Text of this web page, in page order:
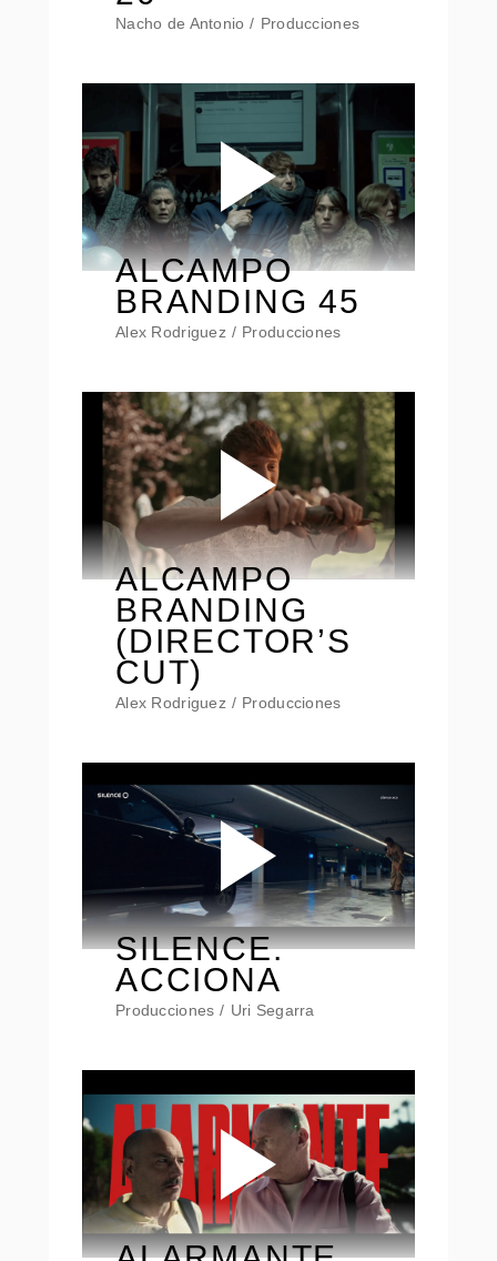
Nacho de Antonio Producciones
ALCAMPO
BRANDING 45
Alex Rodriguez Producciones
ALCAMPO
BRANDING
(DIRECTOR’S
CUT)
Alex Rodriguez Producciones
SILENCE.
ACCIONA
Producciones Uri Segarra